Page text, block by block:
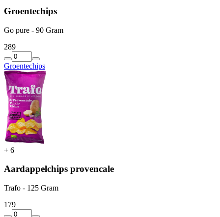
Groentechips
Go pure - 90 Gram
289
Groentechips
+ 6
Aardappelchips provencale
Trafo - 125 Gram
1 79